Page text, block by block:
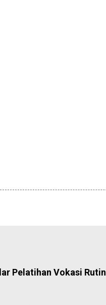
Pelatihan Vokasi Rutin